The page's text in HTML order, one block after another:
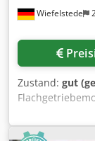
Wiefelstede
Zustand: gut
-Motortyp: SK